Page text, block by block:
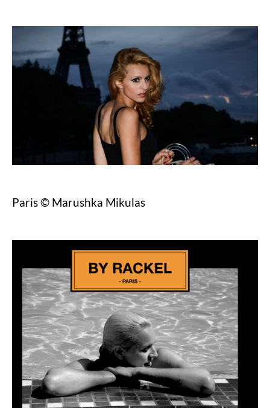
Paris © Marushka Mikulas